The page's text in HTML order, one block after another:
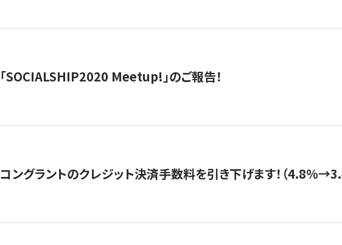
「SOCIALSHIP2020 Meetup!」のご報告！
コングラントのクレジット決済手数料を引き下げます！（